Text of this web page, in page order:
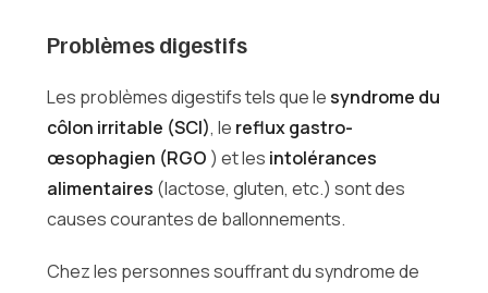
Problèmes digestifs
Les problèmes digestifs tels que lesyndrome du
côlon irritable (SCI), le reflux gastro-
œsophagien (RGO ) et les intolérances
alimentaires (lactose, gluten, etc.) sont des
causes courantes de ballonnements.
Chez les personnes souffrant du syndrome de